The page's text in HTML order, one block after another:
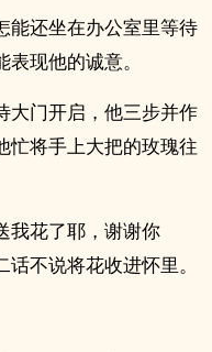
能还坐在办公室里等待
现他的诚意。
大门开启，他三步并作
忙将手上大把的玫瑰往
我花了耶，谢谢你
不说将花收进怀里。